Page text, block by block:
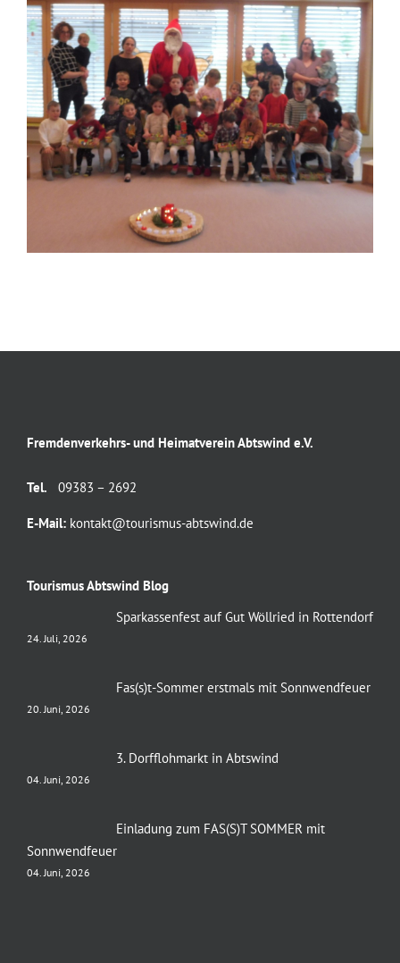
Fremdenverkehrs- und Heimatverein Abtswind e.V.
Tel. 09383 – 2692
E-Mail: kontakt@tourismus-abtswind.de
Tourismus Abtswind Blog
Sparkassenfest auf Gut Wöllried in Rottendorf
24. Juli, 2026
Fas(s)t-Sommer erstmals mit Sonnwendfeuer
20. Juni, 2026
3. Dorfflohmarkt in Abtswind
04. Juni, 2026
Einladung zum FAS(S)T SOMMER mit
Sonnwendfeuer
04. Juni, 2026